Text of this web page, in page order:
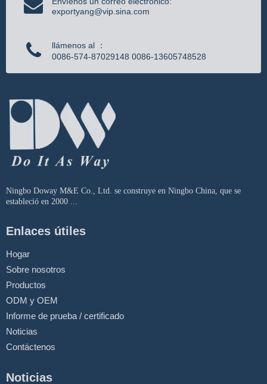
exportyang@vip.sina.com
llámenos al ：
0086-574-87029148 0086-13605748528
Ningbo Doway M&E Co., Ltd. se construye en Ningbo China, que se
estableció en 2000 ...
Enlaces útiles
Hogar
Sobre nosotros
Productos
ODM y OEM
Informe de prueba / certificado
Noticias
Contáctenos
Noticias